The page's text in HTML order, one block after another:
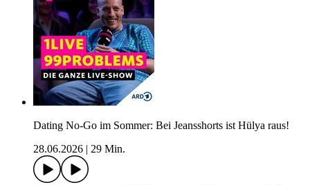
Dating No-Go im Sommer: Bei Jeansshorts ist Hülya raus!
28.06.2026
29 Min.